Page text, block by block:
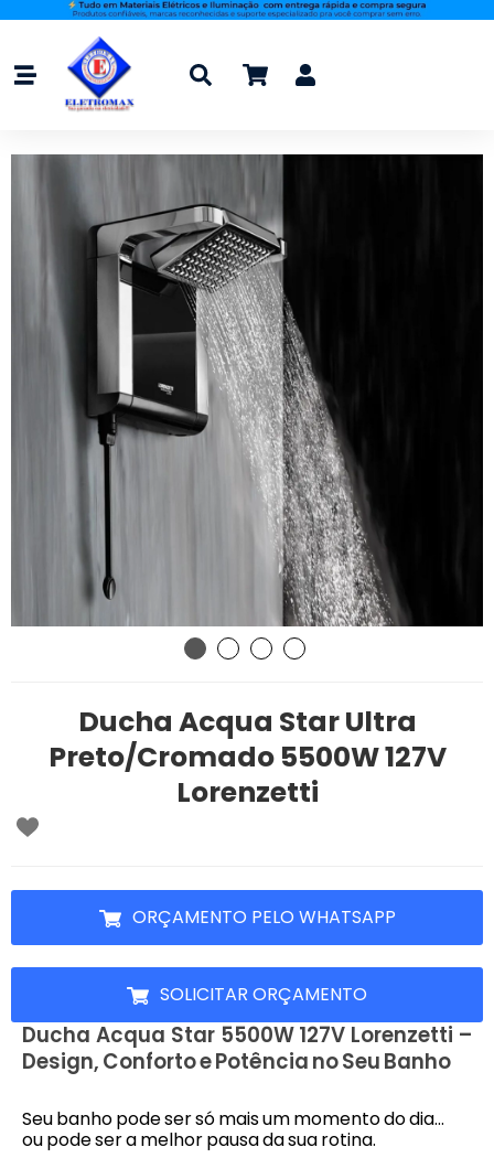
Ducha Acqua Star Ultra
Preto/Cromado 5500W 127V
Lorenzetti
ORÇAMENTO PELO WHATSAPP
SOLICITAR ORÇAMENTO
Ducha Acqua Star 5500W 127V Lorenzetti –
Design, Conforto e Potência no Seu Banho
Seu banho pode ser só mais um momento do dia…
ou pode ser a melhor pausa da sua rotina.